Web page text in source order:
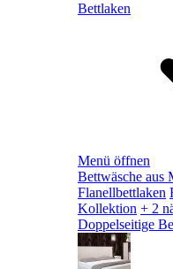
Bettlaken
Menü öffnen
Bettwäsche aus
Flanellbettlaken
Kollektion + 2
Doppelseitige